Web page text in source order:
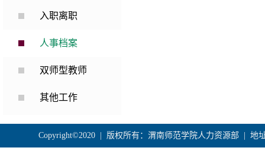
入职离职
人事档案
双师型教师
其他工作
Copyright©2020 | 版权所有：渭南师范学院人力资源部 | 地